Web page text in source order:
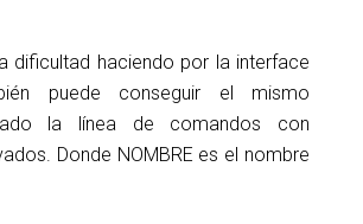
dificultad haciendo por la interface
puede conseguir el mismo
la línea de comandos con
Donde NOMBRE es el nombre